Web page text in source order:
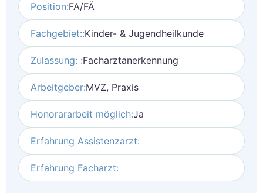
Position:FA/FÄ
Fachgebiet::Kinder- & Jugendheilkunde
Zulassung: :Facharztanerkennung
Arbeitgeber:MVZ, Praxis
Honorararbeit möglich:Ja
Erfahrung Assistenzarzt:
Erfahrung Facharzt: